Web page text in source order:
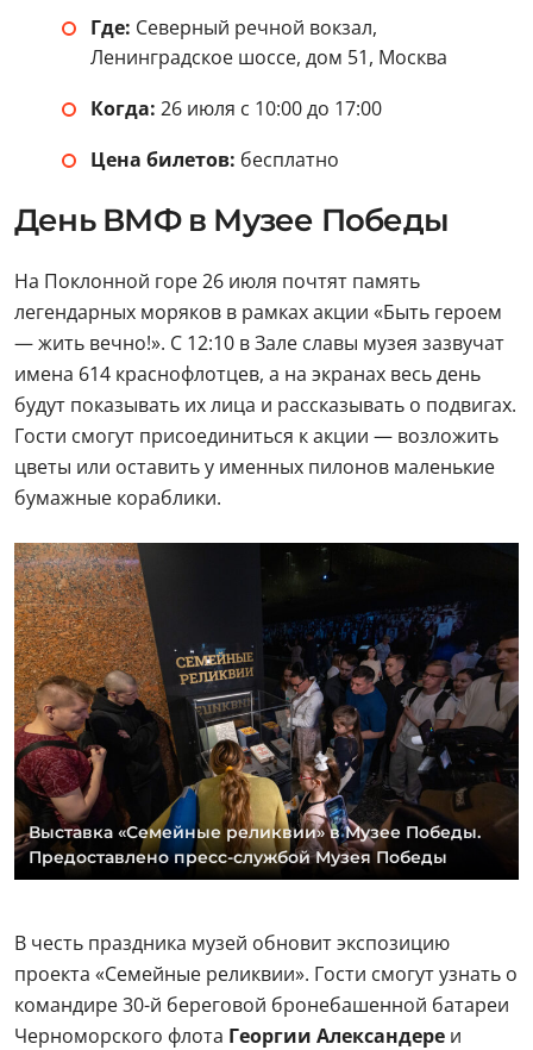
Где: Северный речной вокзал,
Ленинградское шоссе, дом 51, Москва
Когда: 26 июля с 10:00 до 17:00
Цена билетов: бесплатно
День ВМФ в Музее Победы
На Поклонной горе 26 июля почтят память
легендарных моряков в рамках акции «Быть героем
— жить вечно!». С 12:10 в Зале славы музея зазвучат
имена 614 краснофлотцев, а на экранах весь день
будут показывать их лица и рассказывать о подвигах.
Гости смогут присоединиться к акции — возложить
цветы или оставить у именных пилонов маленькие
бумажные кораблики.
Выставка «Семейные реликвии» в Музее Победы.
Предоставлено пресс-службой Музея Победы
В честь праздника музей обновит экспозицию
проекта «Семейные реликвии». Гости смогут узнать о
командире 30-й береговой бронебашенной батареи
Черноморского флота Георгии Александере и